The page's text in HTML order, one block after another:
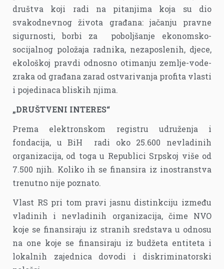
društva koji radi na pitanjima koja su dio
svakodnevnog života građana: jačanju pravne
sigurnosti, borbi za poboljšanje ekonomsko-
socijalnog položaja radnika, nezaposlenih, djece,
ekološkoj pravdi odnosno otimanju zemlje-vode-
zraka od građana zarad ostvarivanja profita vlasti
i pojedinaca bliskih njima.
„DRUŠTVENI INTERES“
Prema elektronskom registru udruženja i
fondacija, u BiH radi oko 25.600 nevladinih
organizacija, od toga u Republici Srpskoj više od
7.500 njih. Koliko ih se finansira iz inostranstva
trenutno nije poznato.
Vlast RS pri tom pravi jasnu distinkciju između
vladinih i nevladinih organizacija, čime NVO
koje se finansiraju iz stranih sredstava u odnosu
na one koje se finansiraju iz budžeta entiteta i
lokalnih zajednica dovodi i diskriminatorski